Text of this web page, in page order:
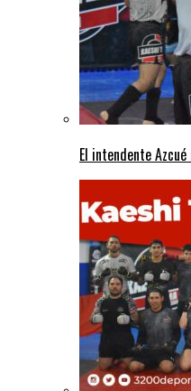
El intendente